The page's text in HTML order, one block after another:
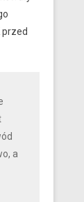
przed
a